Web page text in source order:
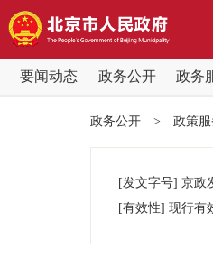
要闻动态 政务公开 政务
党中央
政务公开 > 政策服
[发文字号] 京政
[有效性] 现行有